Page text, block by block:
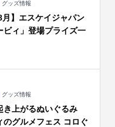
グッズ情報
月】エスケイジャパン
ビィ」登場プライズ一
グッズ情報
き上がるぬいぐるみ
のグルメフェス コロぐ